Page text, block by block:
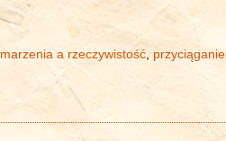
marzenia a rzeczywistość przyciąganie